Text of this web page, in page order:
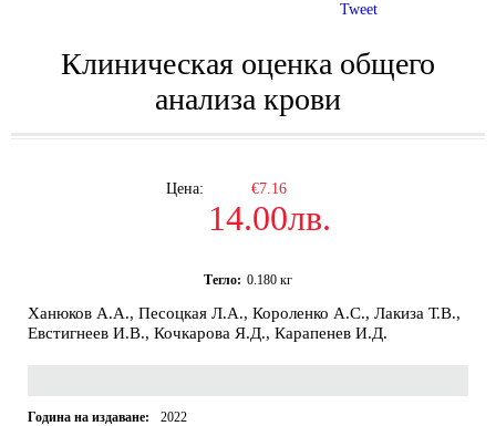
Клиническая оценка общего
анализа крови
Цена: €7.16
14.00лв.
Тегло: 0.180 кг
Ханюков А.А., Песоцкая Л.А., Короленко А.С., Лакиза Т.В.,
Евстигнеев И.В., Кочкарова Я.Д., Карапенев И.Д.
Година на издаване:
2022
Tweet